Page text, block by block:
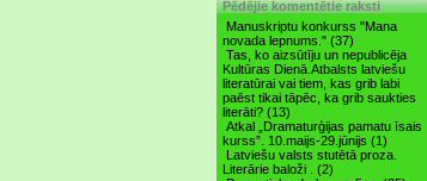
Pēdējie komentētie raksti
Manuskriptu konkurss "Mana
novada lepnums." (37)
Tas, ko aizsūtīju un nepublicēja
Kultūras Dienā.Atbalsts latviešu
literatūrai vai tiem, kas grib labi
paēst tikai tāpēc, ka grib saukties
literāti? (13)
Atkal „Dramaturģijas pamatu īsais
kurss”. 10.maijs-29.jūnijs (1)
Latviešu valsts stutētā proza.
Literārie baloži . (2)